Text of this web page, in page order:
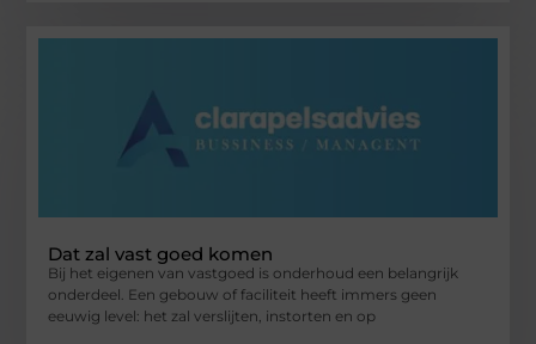
Dat zal vast goed komen
Bij het eigenen van vastgoed is onderhoud een belangrijk
onderdeel. Een gebouw of faciliteit heeft immers geen
eeuwig level: het zal verslijten, instorten en op